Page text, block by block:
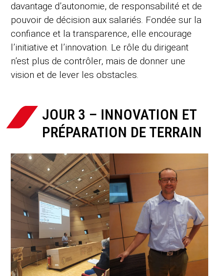
davantage d’autonomie, de responsabilité et de
pouvoir de décision aux salariés. Fondée sur la
confiance et la transparence, elle encourage
l’initiative et l’innovation. Le rôle du dirigeant
n’est plus de contrôler, mais de donner une
vision et de lever les obstacles.
JOUR 3 – INNOVATION ET
PRÉPARATION DE TERRAIN